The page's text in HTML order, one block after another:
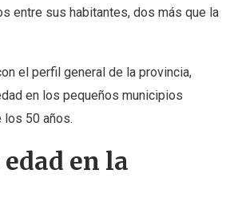
entre sus habitantes, dos más que la
el perfil general de la provincia,
en los pequeños municipios
los 50 años.
en la